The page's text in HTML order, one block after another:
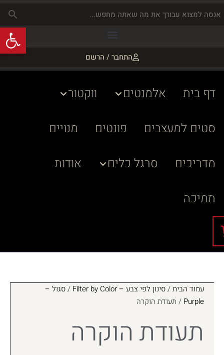
התחבר / הרשם
דף בית אלמנטים
ווקטור
סטים למעצבים
פונטים
מנויים
מדריכים
סרגל כלים
אודות
תמיכה
עמוד הבית/סינון לפי צבע – Filter by Color /סגול –
Purple / תעודת הוקרה
תעודת הוקרה